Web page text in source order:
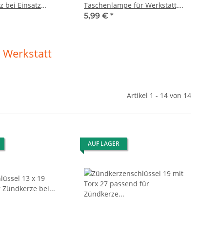
bei Einsatz
Heckenschere
Taschenlampe für Werkstatt,
Werkzeugkiste, Auto
5,99 € *
Artikel 1 - 14 von 14
AUF LAGER